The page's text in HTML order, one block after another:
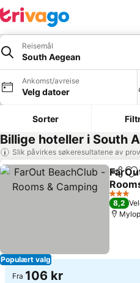
Reisemål
South Aegean
Ankomst/avreise
Velg datoer
Sorter
Billige hoteller i South
Slik påvirkes søkeresultatene av
Populært valg
Del
Se
3 Stjerner
8,2
Fra 106 kr